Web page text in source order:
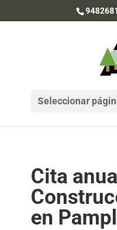
Seleccionar
Cita
en